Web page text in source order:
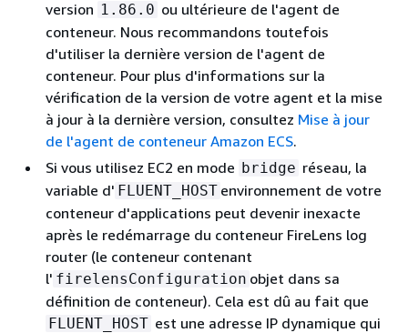
version 1.86.0 ou ultérieure de l'agent de
conteneur. Nous recommandons toutefois
d'utiliser la dernière version de l'agent de
conteneur. Pour plus d'informations sur la
vérification de la version de votre agent et la mise
à jour à la dernière version, consultez Mise à jour
de l'agent de conteneur Amazon ECS.
Si vous utilisez EC2 en mode bridge réseau, la
variable d' FLUENT_HOST environnement de votre
conteneur d'applications peut devenir inexacte
après le redémarrage du conteneur FireLens log
router (le conteneur contenant
l' firelensConfiguration objet dans sa
définition de conteneur). Cela est dû au fait que
FLUENT_HOST est une adresse IP dynamique qui